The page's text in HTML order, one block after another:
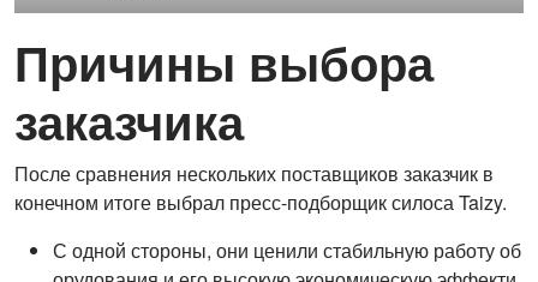
Причины выбора
заказчика
После сравнения нескольких поставщиков заказчик в
конечном итоге выбрал пресс-подборщик силоса Taizy.
С одной стороны, они ценили стабильную работу об